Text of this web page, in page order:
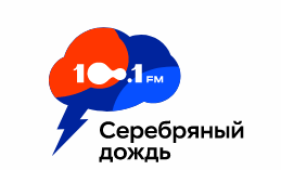
Москва 100.1 FM